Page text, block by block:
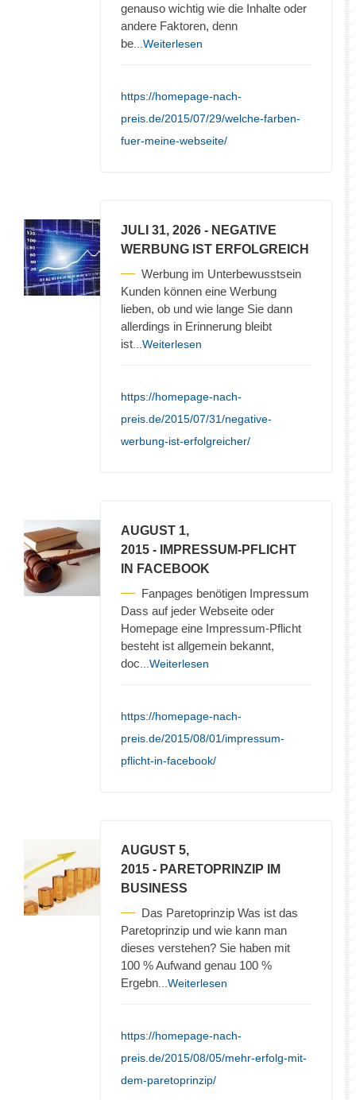
genauso wichtig wie die Inhalte oder
andere Faktoren, denn
be ...Weiterlesen
https://homepage-nach-
preis.de/2015/07/29/welche-farben-
fuer-meine-webseite/
JULI 31, 2026 - NEGATIVE
WERBUNG IST ERFOLGREICH
Werbung im Unterbewusstsein
Kunden können eine Werbung
lieben, ob und wie lange Sie dann
allerdings in Erinnerung bleibt
ist ...Weiterlesen
https://homepage-nach-
preis.de/2015/07/31/negative-
werbung-ist-erfolgreicher/
AUGUST 1,
2015 - IMPRESSUM-PFLICHT
IN FACEBOOK
Fanpages benötigen Impressum
Dass auf jeder Webseite oder
Homepage eine Impressum-Pflicht
besteht ist allgemein bekannt,
doc ...Weiterlesen
https://homepage-nach-
preis.de/2015/08/01/impressum-
pflicht-in-facebook/
AUGUST 5,
2015 - PARETOPRINZIP IM
BUSINESS
Das Paretoprinzip Was ist das
Paretoprinzip und wie kann man
dieses verstehen? Sie haben mit
100 % Aufwand genau 100 %
Ergebn ...Weiterlesen
https://homepage-nach-
preis.de/2015/08/05/mehr-erfolg-mit-
dem-paretoprinzip/